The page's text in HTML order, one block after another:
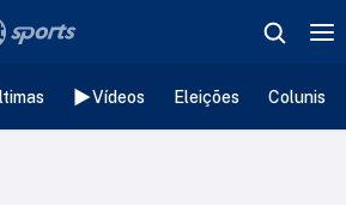
Vídeos Eleições